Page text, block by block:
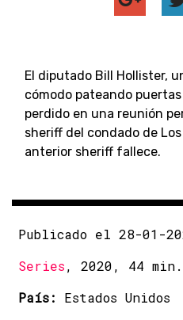
El diputado Bill Hollister,
cómodo pateando
perdido en una reunión
sheriff del condado de
anterior sheriff fallece.
Publicado el 28-01-
Series, 2020, 44
País: Estados Unidos